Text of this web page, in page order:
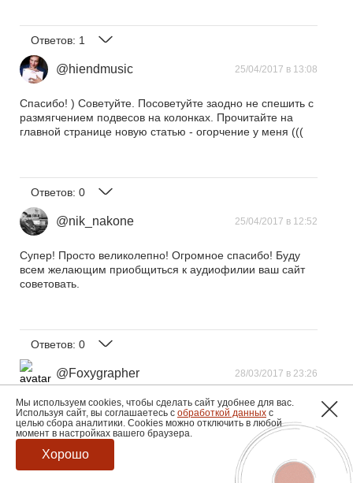
Ответов: 1
@hiendmusic 25/04/2017 в 13:08
Спасибо! ) Советуйте. Посоветуйте заодно не спешить с
размягчением подвесов на колонках. Прочитайте на
главной странице новую статью - огорчение у меня (((
Ответов: 0
@nik_nakone 25/04/2017 в 12:52
Супер! Просто великолепно! Огромное спасибо! Буду
всем желающим приобщиться к аудиофилии ваш сайт
советовать.
Ответов: 0
@Foxygrapher 28/03/2017 в 23:26
Ogromnoe vam spasibo, Pavel, za bojestvennie podborki v
bojestvennoie kacestvo i otlicinoe sravnenie.
Oceni zatzepilo!
Ogromnoe vam spasibo za vash trud!
Izvenite shto ispolizoval latinskie bukvi, ruskoi klaviaturi
Мы используем cookies, чтобы сделать сайт удобнее для вас.
Используя сайт, вы соглашаетесь с обработкой данных с
целью сбора аналитики. Cookies можно отключить в любой
момент в настройках вашего браузера.
Хорошо